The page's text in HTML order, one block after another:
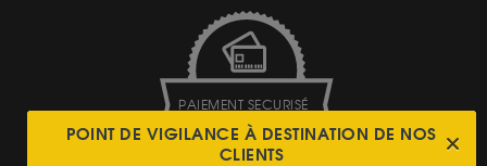
PAIEMENT SECURISÉ
POINT DE VIGILANCE À DESTINATION DE NOS
CLIENTS